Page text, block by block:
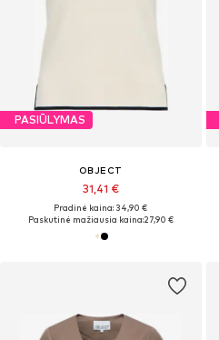
PASIŪLYMAS
OBJECT
31,41 €
Pradinė kaina: 34,90 €
Paskutinė mažiausia kaina:27,90 €